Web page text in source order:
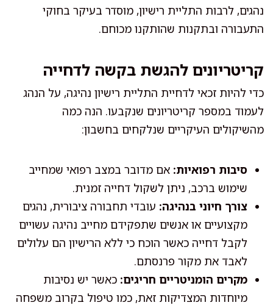
נהגים, לרבות התליית רישיון, מוסדר בעיקר בחוקי
התעבורה ובתקנות שהותקנו מכוחם.
קריטריונים להגשת בקשה לדחייה
כדי להיות זכאי לדחיית התליית רישיון נהיגה, על הנהג
לעמוד במספר קריטריונים שנקבעו. הנה כמה
מהשיקולים העיקריים שנלקחים בחשבון:
סיבות רפואיות: אם מדובר במצב רפואי שמחייב
שימוש ברכב, ניתן לשקול דחייה זמנית.
צורך חיוני בנהיגה: עובדי תחבורה ציבורית, נהגים
מקצועיים או אנשים שתפקידם מחייב נהיגה עשויים
לקבל דחייה כאשר הוכח כי ללא הרישיון הם עלולים
לאבד את מקור פרנסתם.
מקרים הומניטריים חריגים: כאשר יש נסיבות
מיוחדות המצדיקות זאת, כמו טיפול בקרוב משפחה